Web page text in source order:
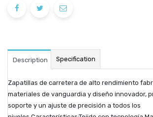
Description Specification
Zapatillas de carretera de alto rendimiento
materiales de vanguardia y diseño innovador,
soporte y un ajuste de precisión a todos los